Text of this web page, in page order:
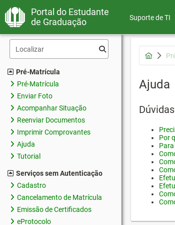
Portal do Estudante
de Graduação
Suporte de TI
Pré-Matrícula
Pré-Matrícula
Enviar Foto
Acompanhar Situação
Reenviar Documentos
Imprimir Comprovantes
Ajuda
Tutorial
Serviços sem Autenticação
Cadastro
Cancelamento de Matrícula
Emissão de Certificados
eProtocolo
Ajuda
Por